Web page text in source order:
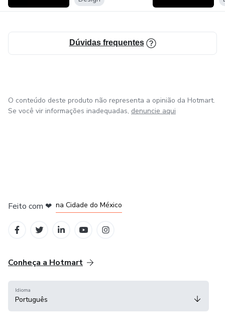
Dúvidas frequentes
O conteúdo deste produto não representa a opinião da Hotmart.
Se você vir informações inadequadas, denuncie aqui
Feito com ❤ na Cidade do México
Conheça a Hotmart
Idioma
Português